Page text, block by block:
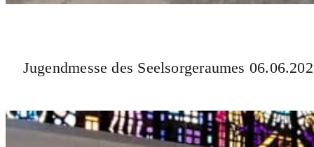
Jugendmesse des Seelsorgeraumes